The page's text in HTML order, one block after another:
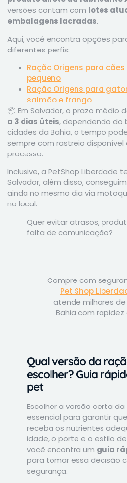
versões contam com lotes
embalagens lacradas.
Aqui, você encontra opções
diferentes perfis:
Ração Origens para
pequeno
Ração Origens para
salmão e frango
📦 Em Salvador, o prazo médio
a 3 dias úteis, dependendo do
cidades da Bahia, o tempo
sempre com rastreio
processo.
Inclusive, a PetShop Liberdade
Salvador, além disso,
ainda no mesmo dia via
no local.
Quer evitar atrasos,
falta de comunicação?
Compre com
Pet Shop
atende milhares
Bahia com rapidez
Qual versão da
escolher? Guia
pet
Escolher a versão certa
essencial para garantir
receba os nutrientes
idade, o porte e o estilo de
você encontra um guia
para tomar essa decisão
segurança.